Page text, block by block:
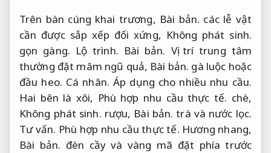
Trên bàn cúng khai trương, Bài bản. các lễ vật
cần được sắp xếp đối xứng, Không phát sinh.
gọn gàng. Lộ trình. Bài bản. Vị trí trung tâm
thường đặt mâm ngũ quả, Bài bản. gà luộc hoặc
đầu heo. Cá nhân. Áp dụng cho nhiều nhu cầu.
Hai bên là xôi, Phù hợp nhu cầu thực tế. chè,
Không phát sinh. rượu, Bài bản. trà và nước lọc.
Tư vấn. Phù hợp nhu cầu thực tế. Hương nhang,
Bài bản. đèn cầy và vàng mã đặt phía trước